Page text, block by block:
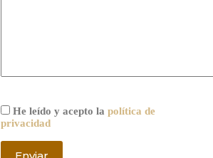
He leído y acepto lapolítica de
privacidad